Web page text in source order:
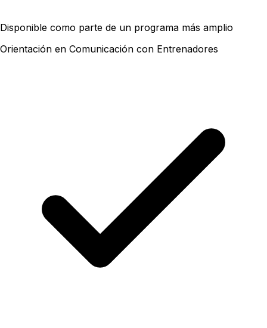
Disponible como parte de un programa más amplio
Orientación en Comunicación con Entrenadores